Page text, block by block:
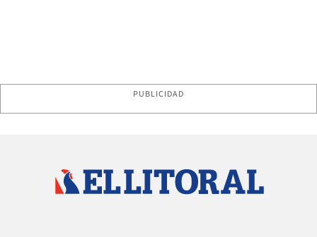
PUBLICIDAD